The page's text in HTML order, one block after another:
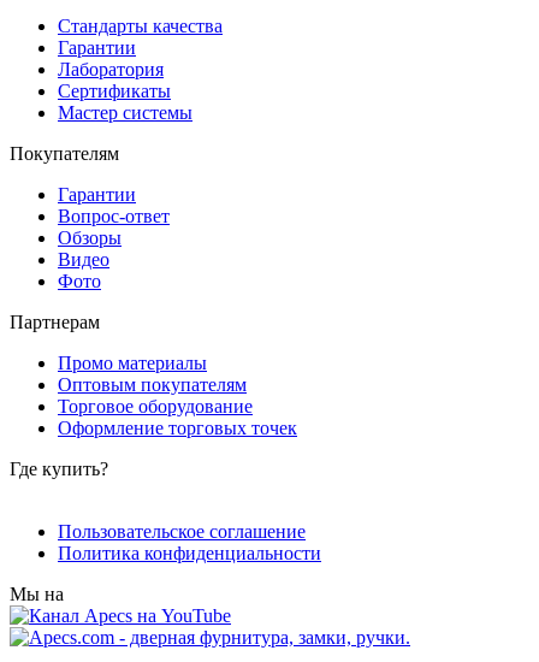
Стандарты качества
Гарантии
Лаборатория
Сертификаты
Мастер системы
Покупателям
Гарантии
Вопрос-ответ
Обзоры
Видео
Фото
Партнерам
Промо материалы
Оптовым покупателям
Торговое оборудование
Оформление торговых точек
Где купить?
Пользовательское соглашение
Политика конфиденциальности
Мы на